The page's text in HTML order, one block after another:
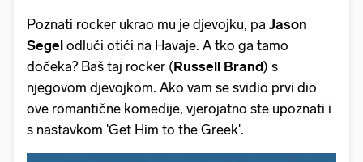
Poznati rocker ukrao mu je djevojku, pa Jason
Segel odluči otići na Havaje. A tko ga tamo
dočeka? Baš taj rocker (Russell Brand) s
njegovom djevojkom. Ako vam se svidio prvi dio
ove romantične komedije, vjerojatno ste upoznati i
s nastavkom 'Get Him to the Greek'.